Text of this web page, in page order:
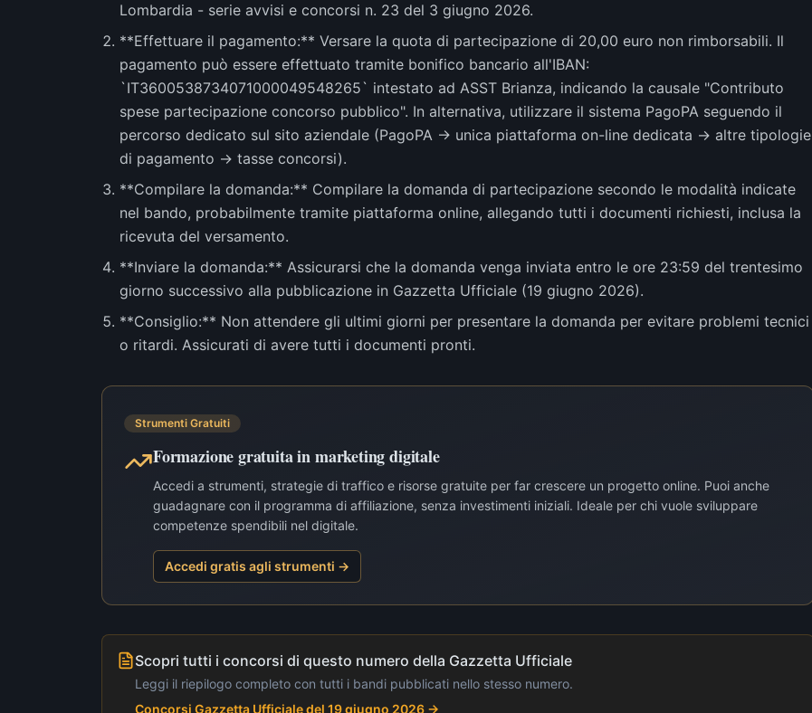
Lombardia - serie avvisi e concorsi n. 23 del 3 giugno 2026.
**Effettuare il pagamento:** Versare la quota di partecipazione di 20,00 euro non rimborsabili. Il
pagamento può essere effettuato tramite bonifico bancario all'IBAN:
`IT3600538734071000049548265` intestato ad ASST Brianza, indicando la causale "Contributo
spese partecipazione concorso pubblico". In alternativa, utilizzare il sistema PagoPA seguendo il
percorso dedicato sul sito aziendale (PagoPA -> unica piattaforma on-line dedicata -> altre tipologie
di pagamento -> tasse concorsi).
**Compilare la domanda:** Compilare la domanda di partecipazione secondo le modalità indicate
nel bando, probabilmente tramite piattaforma online, allegando tutti i documenti richiesti, inclusa la
ricevuta del versamento.
**Inviare la domanda:** Assicurarsi che la domanda venga inviata entro le ore 23:59 del trentesimo
giorno successivo alla pubblicazione in Gazzetta Ufficiale (19 giugno 2026).
**Consiglio:** Non attendere gli ultimi giorni per presentare la domanda per evitare problemi tecnici
o ritardi. Assicurati di avere tutti i documenti pronti.
Strumenti Gratuiti
Formazione gratuita in marketing digitale
Accedi a strumenti, strategie di traffico e risorse gratuite per far crescere un progetto online. Puoi anche
guadagnare con il programma di affiliazione, senza investimenti iniziali. Ideale per chi vuole sviluppare
competenze spendibili nel digitale.
Accedi gratis agli strumenti →
Scopri tutti i concorsi di questo numero della Gazzetta Ufficiale
Leggi il riepilogo completo con tutti i bandi pubblicati nello stesso numero.
Concorsi Gazzetta Ufficiale del 19 giugno 2026 →